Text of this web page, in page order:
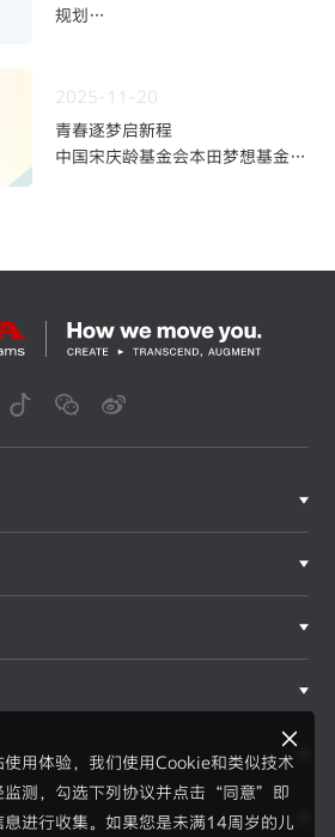
规划
2025-11-20
青春逐梦启新程
中国宋庆龄基金会本田梦想基金第
用体验，我们使用Cookie和类似技术
监测，勾选下列协议并点击“同意”即
进行收集。如果您是未满14周岁的儿